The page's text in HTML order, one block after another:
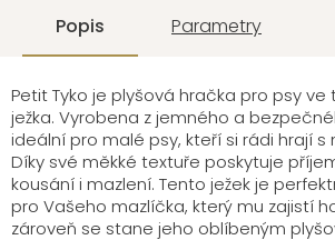
Popis Parametry
Petit Tyko je plyšová hračka pro psy
ježka. Vyrobena z jemného a
ideální pro malé psy, kteří si rádi hrají s
Díky své měkké textuře poskytuje
kousání i mazlení. Tento ježek je
pro Vašeho mazlíčka, který mu zajistí
zároveň se stane jeho oblíbeným